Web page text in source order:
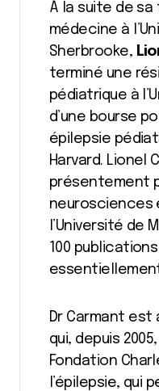
À la suite de
médecine à
Sherbrooke,
terminé une
pédiatrique à
d’une bourse
épilepsie
Harvard. Lionel
présentement
neurosciences
l’Université de
100
Dr Carmant est
qui, depuis
Fondation
l’épilepsie, qui